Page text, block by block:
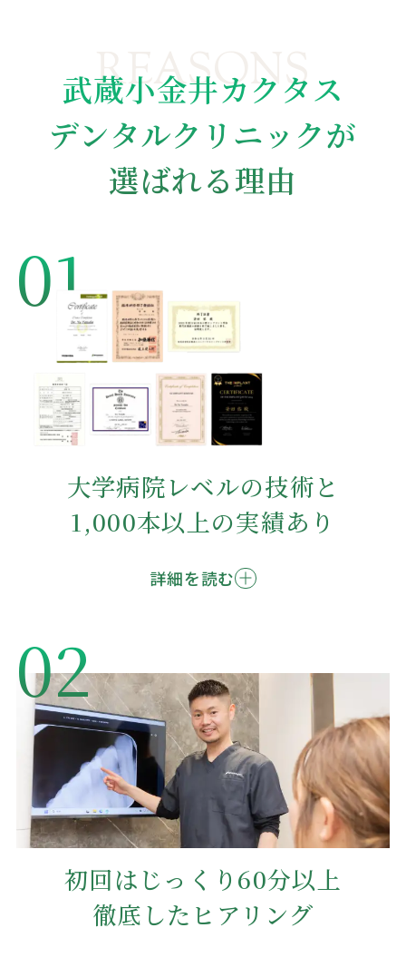
REASONS
武蔵小金井カクタス
デンタルクリニックが
選ばれる理由
01
大学病院レベルの技術と
1,000本以上の実績あり
詳細を読む
02
初回はじっくり60分以上
徹底したヒアリング